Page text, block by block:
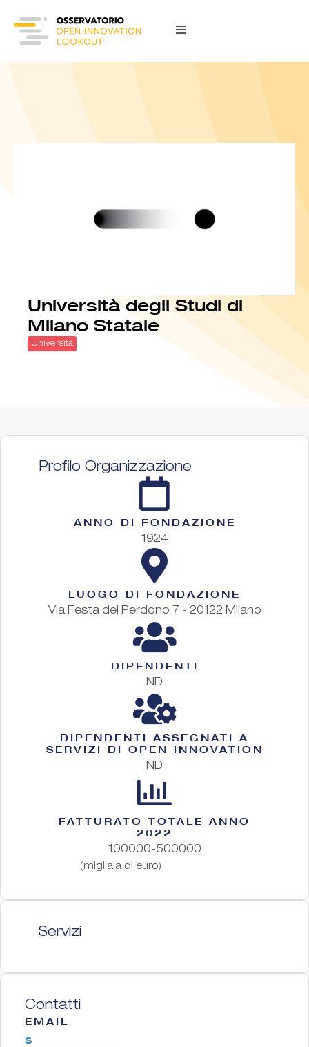
Università degli Studi di
Milano Statale
Università
Profilo Organizzazione
ANNO DI FONDAZIONE
1924
LUOGO DI FONDAZIONE
Via Festa del Perdono 7 - 20122 Milano
DIPENDENTI
ND
DIPENDENTI ASSEGNATI A
SERVIZI DI OPEN INNOVATION
ND
FATTURATO TOTALE ANNO
2022
100000-500000
(migliaia di euro)
Servizi
Contatti
EMAIL
s